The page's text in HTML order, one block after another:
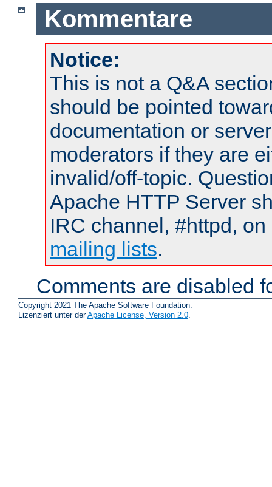
Kommentare
Notice:
This is not a Q&A
should be pointed
documentation or
moderators if they are
invalid/off-topic.
Apache HTTP Server
IRC channel, #httpd,
mailing lists.
Comments are disabled
Copyright 2021 The Apache Software Foundation.
Lizenziert unter derApache License, Version 2.0.